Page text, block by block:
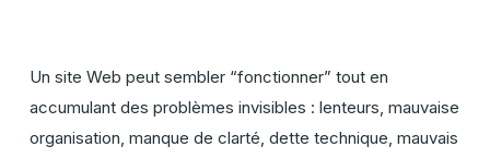
Un site Web peut sembler “fonctionner” tout en
accumulant des problèmes invisibles : lenteurs, mauvaise
organisation, manque de clarté, dette technique, mauvais